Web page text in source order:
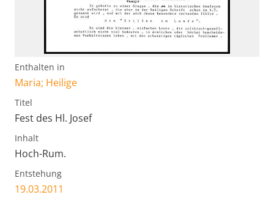
Enthalten in
Maria; Heilige
Titel
Fest des Hl. Josef
Inhalt
Hoch-Rum.
Entstehung
19.03.2011